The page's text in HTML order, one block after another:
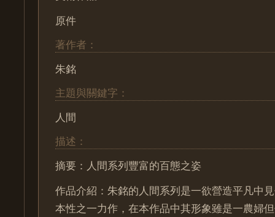
原件
著作者：
朱銘
主題與關鍵字：
人間
描述：
摘要：人間系列豐富的百態之姿
作品介紹：朱銘的人間系列是一欲營造平凡中
本性之一力作，在本作品中其形象雖是一農婦